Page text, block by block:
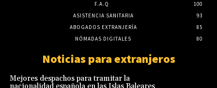
F.A.Q
100
ASISTENCIA SANITARIA
93
ABOGADOS EXTRANJERÍA
85
NÓMADAS DIGITALES
80
Noticias para extranjeros
Mejores despachos para tramitar la